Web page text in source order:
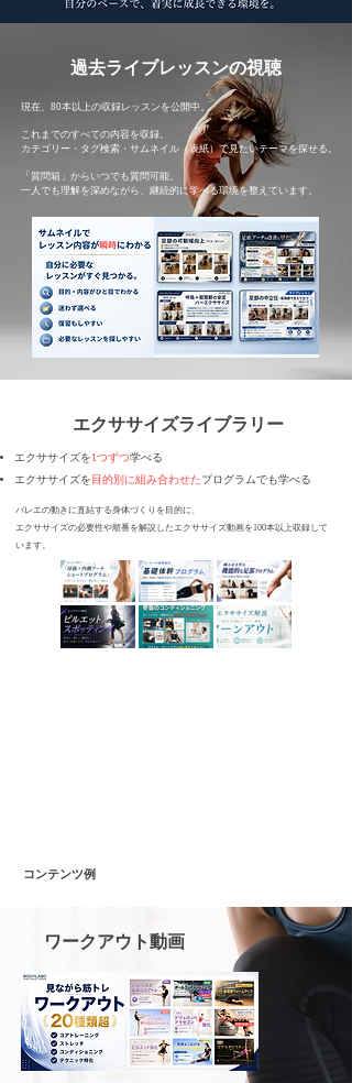
​過去ライブレッスンの視聴
現在、80本以上の収録レッスンを公開中。
これまでのすべての内容を収録。
カテゴリー・タグ検索・サムネイル（表紙）で見たいテーマを探せる。
「質問箱」からいつでも質問可能。
一人でも理解を深めながら、継続的に学べる環境を整えています。
​エクササイズライブラリー
エクササイズを1つずつ学べる
エクササイズを目的別に組み合わせたプログラムでも学べる
バレエの動きに直結する身体づくりを目的に、
エクササイズの必要性や順番を解説したエクササイズ動画を100本以上収録して
います。
​コンテンツ例
​ワークアウト動画